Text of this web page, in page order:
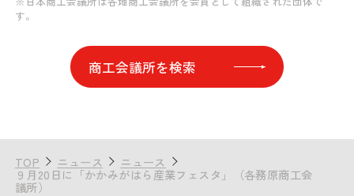
す。
商工会議所を検索
TOP ニュース ニュース
９月20日に「かかみがはら産業フェスタ」（各務原商工会
議所）